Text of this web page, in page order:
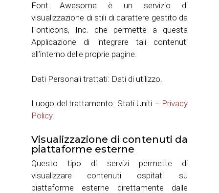
Font Awesome è un servizio di
visualizzazione di stili di carattere gestito da
Fonticons, Inc. che permette a questa
Applicazione di integrare tali contenuti
all’interno delle proprie pagine.
Dati Personali trattati: Dati di utilizzo.
Luogo del trattamento: Stati Uniti – Privacy
Policy.
Visualizzazione di contenuti da
piattaforme esterne
Questo tipo di servizi permette di
visualizzare contenuti ospitati su
piattaforme esterne direttamente dalle